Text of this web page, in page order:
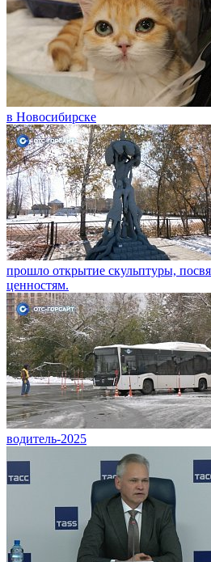
в Новосибирске
прошло открытие скульптуры,
ценностям.
водитель-2025